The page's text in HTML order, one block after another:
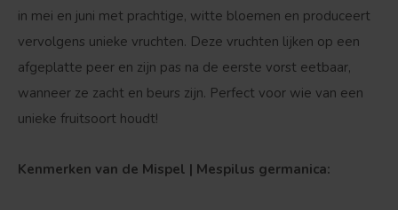
in mei en juni met prachtige, witte bloemen en produceert
vervolgens unieke vruchten. Deze vruchten lijken op een
afgeplatte peer en zijn pas na de eerste vorst eetbaar,
wanneer ze zacht en beurs zijn. Perfect voor wie van een
unieke fruitsoort houdt!
Kenmerken van de Mispel | Mespilus germanica: